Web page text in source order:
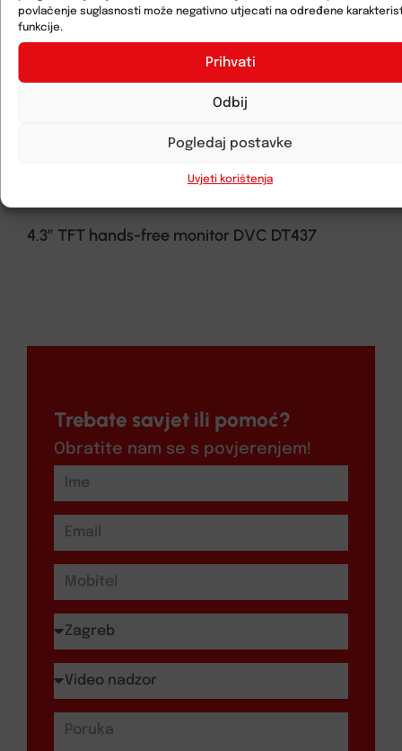
povlačenje suglasnosti može negativno utjecati na određene
funkcije.
Prihvati
Odbij
Pogledaj postavke
Uvjeti korištenja
4.3” TFT hands-free monitor DVC DT437
Trebate savjet ili pomoć?
Obratite nam se s povjerenjem!